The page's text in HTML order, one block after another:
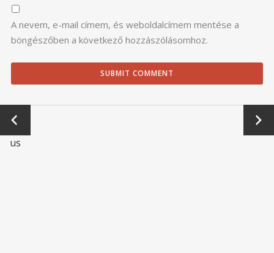
A nevem, e-mail címem, és weboldalcímem mentése a
böngészőben a következő hozzászólásomhoz.
←
Previo
us
Next
→